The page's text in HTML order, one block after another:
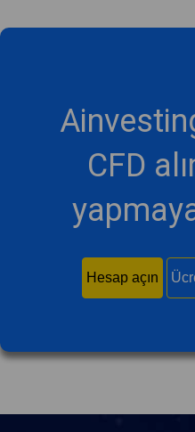
CFD
Hesap açın